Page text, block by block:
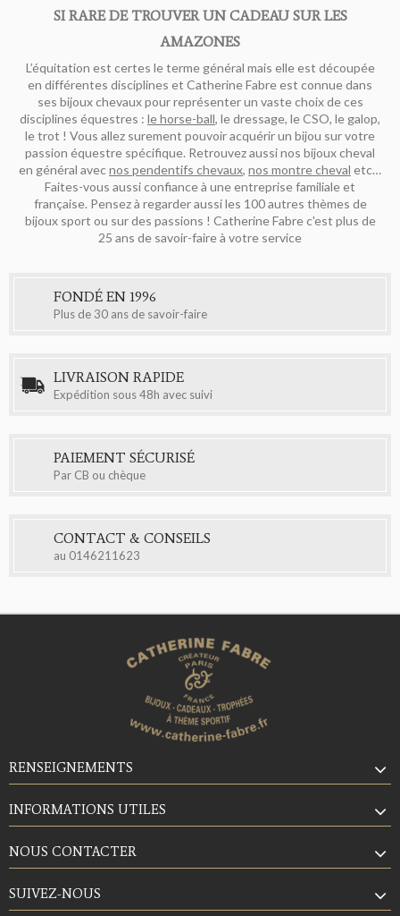
SI RARE DE TROUVER UN CADEAU SUR LES
AMAZONES
L’équitation est certes le terme général mais elle est découpée
en différentes disciplines et Catherine Fabre est connue dans
ses bijoux chevaux pour représenter un vaste choix de ces
disciplines équestres : le horse-ball, le dressage, le CSO, le galop,
le trot ! Vous allez surement pouvoir acquérir un bijou sur votre
passion équestre spécifique. Retrouvez aussi nos bijoux cheval
en général avecnos pendentifs chevaux, nos montre cheval etc…
Faites-vous aussi confiance à une entreprise familiale et
française. Pensez à regarder aussi les 100 autres thèmes de
bijoux sport ou sur des passions ! Catherine Fabre c'est plus de
25 ans de savoir-faire à votre service
FONDÉ EN 1996
Plus de 30 ans de savoir-faire
LIVRAISON RAPIDE
Expédition sous 48h avec suivi
PAIEMENT SÉCURISÉ
Par CB ou chèque
CONTACT & CONSEILS
au 0146211623
RENSEIGNEMENTS
INFORMATIONS UTILES
NOUS CONTACTER
SUIVEZ-NOUS